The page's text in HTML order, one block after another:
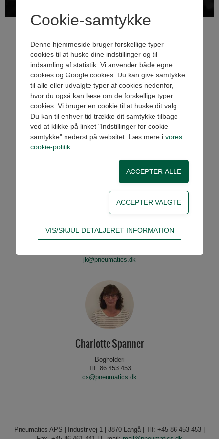
Per Spanner
Indehaver Kunderådgivning/teknik
Tlf: 28 143 453
ps@pneumatics.dk
Jakob Kamp
Intern teknisk ordrebehandler
jk@pneumatics.dk
Charlotte Spanner
Bogholderi
Tlf: 86 453 453
cs@pneumatics.dk
Pneumatics APS | Industrivej 1 | 8870 Langå | Tlf: +45 86 453 453 |
Cookie-samtykke
Denne hjemmeside bruger forskellige typer
cookies til at huske dine indstillinger og til
indsamling af statistik. Vi anvender både egne
cookies og Google cookies. Du kan give samtykke
til alle eller udvalgte typer af cookies nedenfor,
hvor du også kan læse om de forskellige typer
cookies. Vi bruger en cookie til at huske dit valg.
Du kan til enhver tid trække dit samtykke tilbage
ved at klikke på linket "Indstillinger for cookie
samtykke" nederst på websitet. Læs mere i vores
cookie-politik
Teknisk
Tekniske cookies er nødvendige for hjemmesidens
adgangskontrol samt indkøbskurv og kan derfor
Statistik-cookies bruges til at optimere design,
brugervenlighed og effektiviteten af en
hjemmeside. Fx ved at indsamle besøgsstatistik
VIS/SKJUL DETALJERET INFORMATION